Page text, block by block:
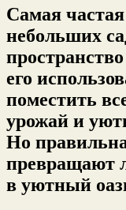
Самая
небольших
его
поместить
урожай и
Но
превращают
в уютный